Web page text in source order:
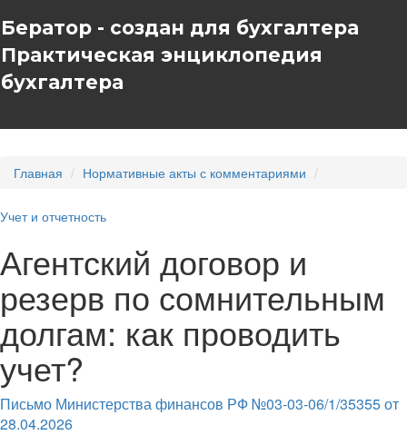
Бератор - создан для бухгалтера
Практическая энциклопедия
бухгалтера
Главная Нормативные акты с комментариями
Учет и отчетность
Агентский договор и
резерв по сомнительным
долгам: как проводить
учет?
Письмо Министерства финансов РФ №03-03-06/1/35355 от
28.04.2026